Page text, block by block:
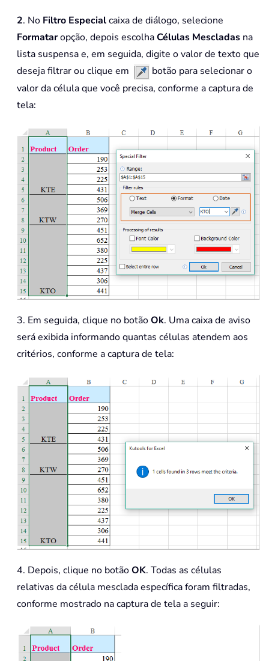
2. No Filtro Especialcaixa de diálogo, selecione
Formataropção, depois escolhaCélulas Mescladas na
lista suspensa e, em seguida, digite o valor de texto que
deseja filtrar ou clique em
botão para selecionar o
valor da célula que você precisa, conforme a captura de
tela:
3. Em seguida, clique no botãoOk. Uma caixa de aviso
será exibida informando quantas células atendem aos
critérios, conforme a captura de tela:
4. Depois, clique no botãoOK. Todas as células
relativas da célula mesclada específica foram filtradas,
conforme mostrado na captura de tela a seguir: